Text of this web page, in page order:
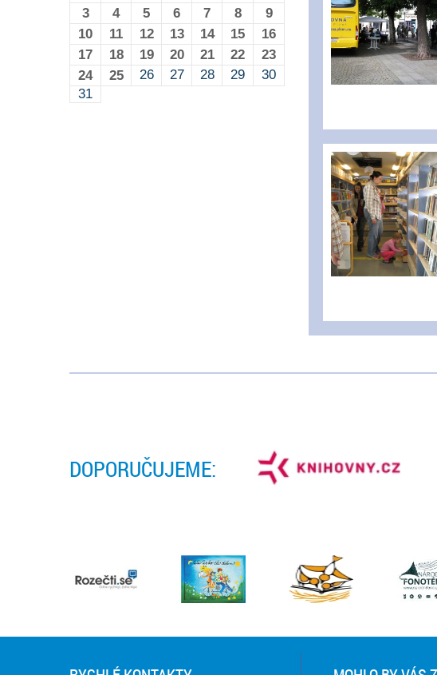
3
4 5 6 7 8
9
10
11 12 13 14 15
16
17
18 19 20 21 22
23
24
25 26 27 28 29
30
31
DOPORUČUJEME: